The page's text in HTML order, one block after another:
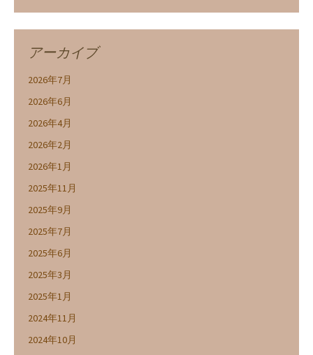
アーカイブ
2026年7月
2026年6月
2026年4月
2026年2月
2026年1月
2025年11月
2025年9月
2025年7月
2025年6月
2025年3月
2025年1月
2024年11月
2024年10月